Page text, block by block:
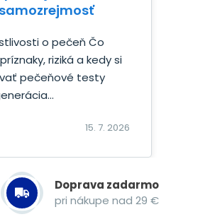
o pečeň Čo
riziká a kedy si
pečeňové testy
15. 7. 2026
Doprava zadarmo
pri nákupe nad 29 €